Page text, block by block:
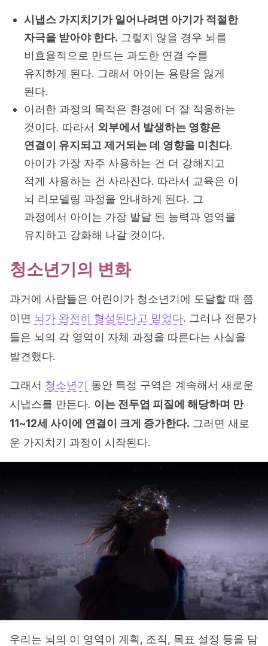
시냅스 가지치기가 일어나려면 아기가 적절한
자극을 받아야 한다. 그렇지 않을 경우 뇌를
비효율적으로 만드는 과도한 연결 수를
유지하게 된다. 그래서 아이는 용량을 잃게
된다.
이러한 과정의 목적은 환경에 더 잘 적응하는
것이다. 따라서 외부에서 발생하는 영향은
연결이 유지되고 제거되는 데 영향을 미친다.
아이가 가장 자주 사용하는 건 더 강해지고
적게 사용하는 건 사라진다. 따라서 교육은 이
뇌 리모델링 과정을 안내하게 된다. 그
과정에서 아이는 가장 발달 된 능력과 영역을
유지하고 강화해 나갈 것이다.
청소년기의 변화
과거에 사람들은 어린이가 청소년기에 도달할 때 쯤
이면 뇌가 완전히 형성된다고 믿었다. 그러나 전문가
들은 뇌의 각 영역이 자체 과정을 따른다는 사실을
발견했다.
그래서 청소년기 동안 특정 구역은 계속해서 새로운
시냅스를 만든다. 이는 전두엽 피질에 해당하며 만
11~12세 사이에 연결이 크게 증가한다. 그러면 새로
운 가지치기 과정이 시작된다.
우리는 뇌의 이 영역이 계획, 조직, 목표 설정 등을 담